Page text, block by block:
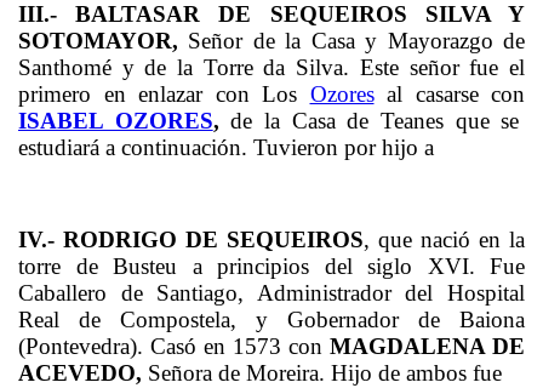
III.- BALTASAR DE SEQUEIROS SILVA Y
SOTOMAYOR, Señor de la Casa y Mayorazgo de
Santhomé y de la Torre da Silva. Este señor fue el
primero en enlazar con Los Ozoresal casarse con
ISABEL OZORES,de la Casa de Teanes que se
estudiará a continuación. Tuvieron por hijo a
IV.- RODRIGO DE SEQUEIROS, que nació en la
torre de Busteu a principios del siglo XVI. Fue
Caballero de Santiago, Administrador del Hospital
Real de Compostela, y Gobernador de Baiona
(Pontevedra). Casó en 1573 con MAGDALENA DE
ACEVEDO, Señora de Moreira. Hijo de ambos fue